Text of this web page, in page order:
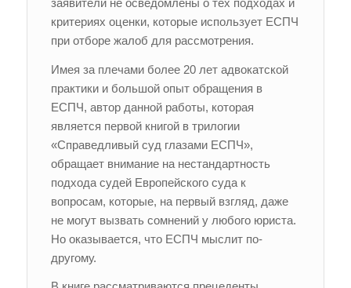
критериях оценки, которые использует ЕСПЧ
при отборе жалоб для рассмотрения.
Имея за плечами более 20 лет адвокатской
практики и большой опыт обращения в
ЕСПЧ, автор данной работы, которая
является первой книгой в трилогии
«Справедливый суд глазами ЕСПЧ»,
обращает внимание на нестандартность
подхода судей Европейского суда к
вопросам, которые, на первый взгляд, даже
не могут вызвать сомнений у любого юриста.
Но оказывается, что ЕСПЧ мыслит по-
другому.